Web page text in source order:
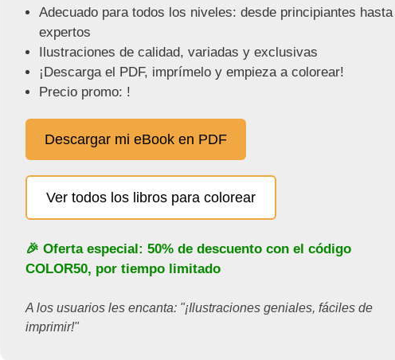
Adecuado para todos los niveles: desde principiantes hasta
expertos
Ilustraciones de calidad, variadas y exclusivas
¡Descarga el PDF, imprímelo y empieza a colorear!
Precio promo: !
Descargar mi eBook en PDF
Ver todos los libros para colorear
🎉 Oferta especial: 50% de descuento con el código
COLOR50, por tiempo limitado
A los usuarios les encanta: "¡Ilustraciones geniales, fáciles de
imprimir!"